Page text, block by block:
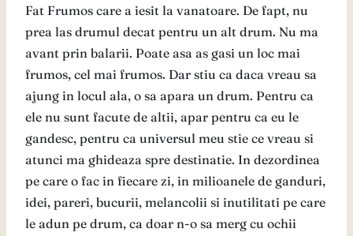
Fat Frumos care a iesit la vanatoare. De fapt, nu
prea las drumul decat pentru un alt drum. Nu ma
avant prin balarii. Poate asa as gasi un loc mai
frumos, cel mai frumos. Dar stiu ca daca vreau sa
ajung in locul ala, o sa apara un drum. Pentru ca
ele nu sunt facute de altii, apar pentru ca eu le
gandesc, pentru ca universul meu stie ce vreau si
atunci ma ghideaza spre destinatie. In dezordinea
pe care o fac in fiecare zi, in milioanele de ganduri,
idei, pareri, bucurii, melancolii si inutilitati pe care
le adun pe drum, ca doar n-o sa merg cu ochii